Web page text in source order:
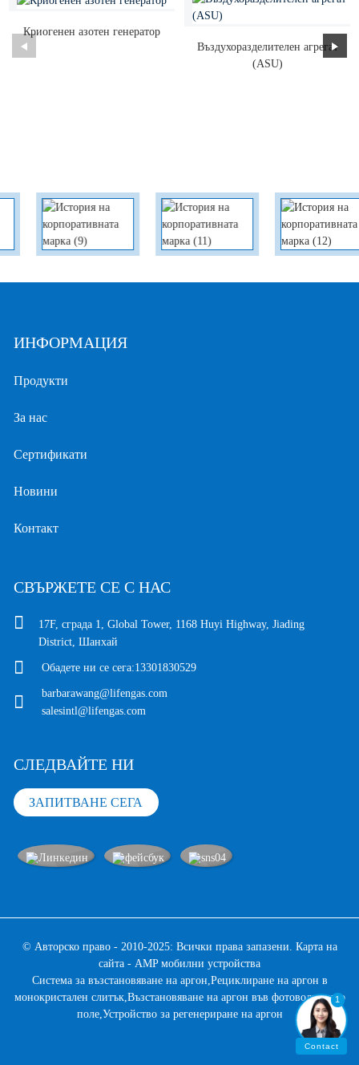
Криогенен азотен генератор
Въздухоразделителен агрегат
(ASU)
ИНФОРМАЦИЯ
Продукти
За нас
Сертификати
Новини
Контакт
СВЪРЖЕТЕ СЕ С НАС
17F, сграда 1, Global Tower, 1168 Huyi Highway, Jiading
District, Шанхай
Обадете ни се сега:13301830529
barbarawang@lifengas.com
salesintl@lifengas.com
СЛЕДВАЙТЕ НИ
ЗАПИТВАНЕ СЕГА
© Авторско право - 2010-2025: Всички права запазени. Карта на
сайта - AMP мобилни устройства
Система за възстановяване на аргон,Рециклиране на аргон в
монокристален слитък,Възстановяване на аргон във фотоволтаично
поле,Устройство за регенериране на аргон
1
Contact